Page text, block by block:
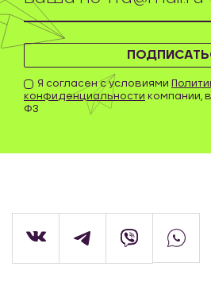
Я согласен с условиями
конфиденциальности компании,
ФЗ